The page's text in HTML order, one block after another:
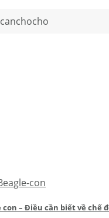
con – Điều cần biết về chế